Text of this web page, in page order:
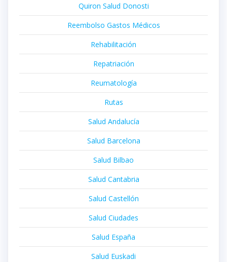
Quiron Salud Donosti
Reembolso Gastos Médicos
Rehabilitación
Repatriación
Reumatología
Rutas
Salud Andalucía
Salud Barcelona
Salud Bilbao
Salud Cantabria
Salud Castellón
Salud Ciudades
Salud España
Salud Euskadi